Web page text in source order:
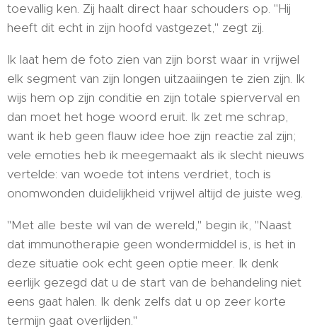
toevallig ken. Zij haalt direct haar schouders op. "Hij
heeft dit echt in zijn hoofd vastgezet," zegt zij.
Ik laat hem de foto zien van zijn borst waar in vrijwel
elk segment van zijn longen uitzaaiingen te zien zijn. Ik
wijs hem op zijn conditie en zijn totale spierverval en
dan moet het hoge woord eruit. Ik zet me schrap,
want ik heb geen flauw idee hoe zijn reactie zal zijn;
vele emoties heb ik meegemaakt als ik slecht nieuws
vertelde: van woede tot intens verdriet, toch is
onomwonden duidelijkheid vrijwel altijd de juiste weg.
"Met alle beste wil van de wereld," begin ik, "Naast
dat immunotherapie geen wondermiddel is, is het in
deze situatie ook echt geen optie meer. Ik denk
eerlijk gezegd dat u de start van de behandeling niet
eens gaat halen. Ik denk zelfs dat u op zeer korte
termijn gaat overlijden."